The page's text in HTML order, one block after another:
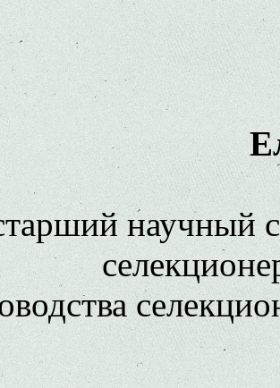
научный